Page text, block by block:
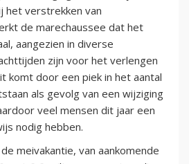
het verstrekken van
de marechaussee dat het
aangezien in diverse
zijn voor het verlengen
komt door een piek in het aantal
als gevolg van een wijziging
veel mensen dit jaar een
nodig hebben.
meivakantie, van aankomende